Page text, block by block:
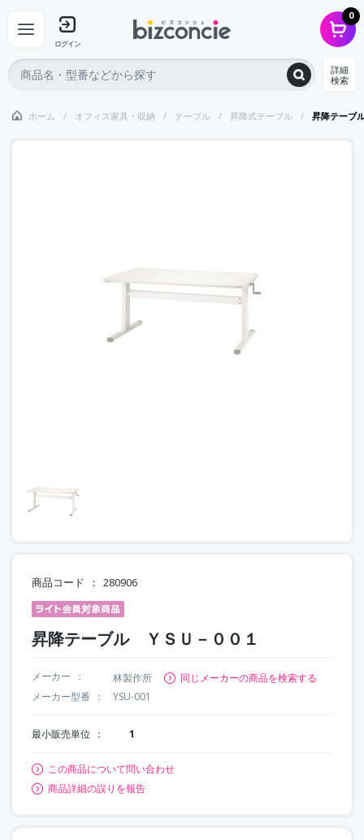
ログイン
0
詳細
検索
ホーム オフィス家具・収納 テーブル 昇降式テーブル 昇降テーブ
商品コード 280906
昇降テーブル ＹＳＵ－００１
メーカー 林製作所
同じメーカーの商品を検索する
メーカー型番
YSU-001
最小販売単位 1
この商品について問い合わせ
商品詳細の誤りを報告